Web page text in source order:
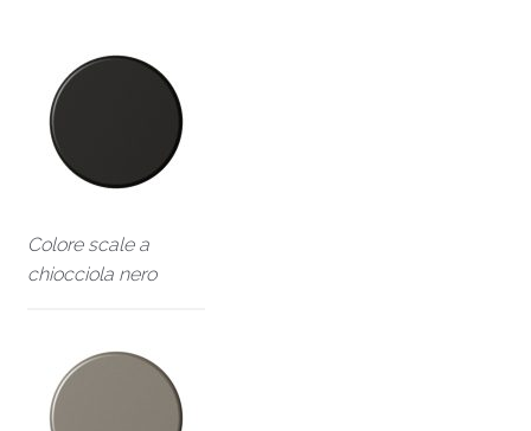
Colore scale a
chiocciola nero